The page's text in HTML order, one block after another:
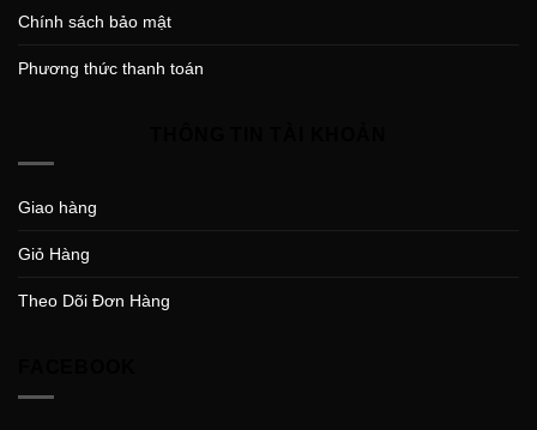
Chính sách bảo mật
Phương thức thanh toán
Giao hàng
Giỏ Hàng
Theo Dõi Đơn Hàng